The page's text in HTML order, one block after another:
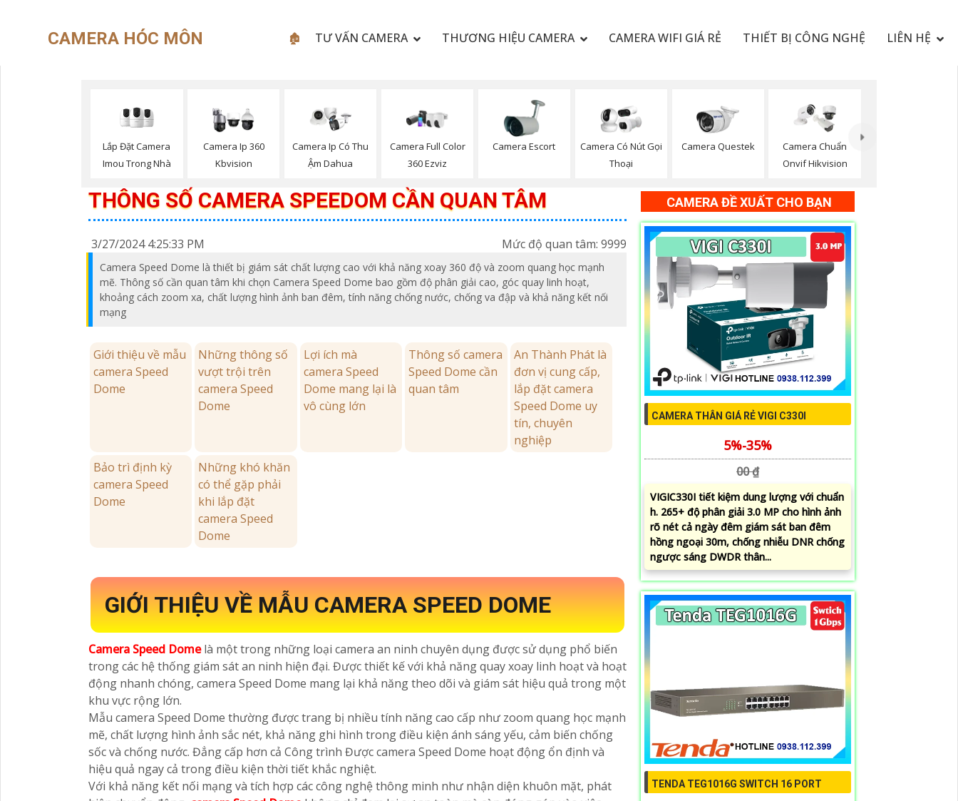
CAMERA HÓC MÔN 🏚 TƯ VẤN CAMERA THƯƠNG HIỆU CAMERA CAMERA WIFI GIÁ RẺ THIẾT BỊ CÔNG NGHỆ LIÊN HỆ
Lắp Đặt Camera
Imou Trong Nhà
Camera Ip 360
Kbvision
Camera Ip Có Thu
Ậm Dahua
Camera Full Color
360 Ezviz
Camera Escort
Camera Có Nút Gọi
Thoại
Camera Questek
Camera Chuẩn
Onvif Hikvision
THÔNG SỐ CAMERA SPEEDOM CẦN QUAN TÂM
3/27/2024 4:25:33 PM Mức độ quan tâm: 9999
Camera Speed Dome là thiết bị giám sát chất lượng cao với khả năng xoay 360 độ và zoom quang học mạnh
mẽ. Thông số cần quan tâm khi chọn Camera Speed Dome bao gồm độ phân giải cao, góc quay linh hoạt,
khoảng cách zoom xa, chất lượng hình ảnh ban đêm, tính năng chống nước, chống va đập và khả năng kết nối
mạng
Giới thiệu về mẫu
camera Speed
Dome
Những thông số
vượt trội trên
camera Speed
Dome
Lợi ích mà
camera Speed
Dome mang lại là
vô cùng lớn
Thông số camera
Speed Dome cần
quan tâm
An Thành Phát là
đơn vị cung cấp,
lắp đặt camera
Speed Dome uy
tín, chuyên
nghiệp
Bảo trì định kỳ
camera Speed
Dome
Những khó khăn
có thể gặp phải
khi lắp đặt
camera Speed
Dome
GIỚI THIỆU VỀ MẪU CAMERA SPEED DOME
Camera Speed Domelà một trong những loại camera an ninh chuyên dụng được sử dụng phổ biến
trong các hệ thống giám sát an ninh hiện đại. Được thiết kế với khả năng quay xoay linh hoạt và hoạt
động nhanh chóng, camera Speed Dome mang lại khả năng theo dõi và giám sát hiệu quả trong một
khu vực rộng lớn.
Mẫu camera Speed Dome thường được trang bị nhiều tính năng cao cấp như zoom quang học mạnh
mẽ, chất lượng hình ảnh sắc nét, khả năng ghi hình trong điều kiện ánh sáng yếu, cảm biến chống
sốc và chống nước. Đẳng cấp hơn cả Công trình Được camera Speed Dome hoạt động ổn định và
hiệu quả ngay cả trong điều kiện thời tiết khắc nghiệt.
Với khả năng kết nối mạng và tích hợp các công nghệ thông minh như nhận diện khuôn mặt, phát
CAMERA ĐỀ XUẤT CHO BẠN
CAMERA THÂN GIÁ RẺ VIGI C330I
5%-35%
00 ₫
VIGIC330I tiết kiệm dung lượng với chuẩn
h. 265+ độ phân giải 3.0 MP cho hình ảnh
rõ nét cả ngày đêm giám sát ban đêm
hồng ngoại 30m, chống nhiễu DNR chống
ngược sáng DWDR thân...
TENDA TEG1016G SWITCH 16 PORT